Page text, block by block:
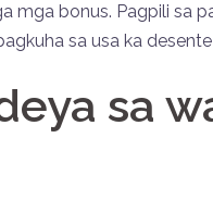
mga bonus. Pagpili sa
sa usa ka
sa